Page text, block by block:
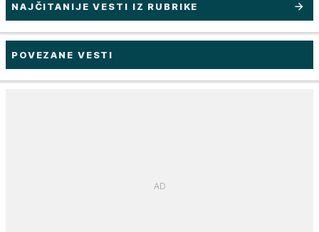
NAJČITANIJE VESTI IZ RUBRIKE
POVEZANE VESTI